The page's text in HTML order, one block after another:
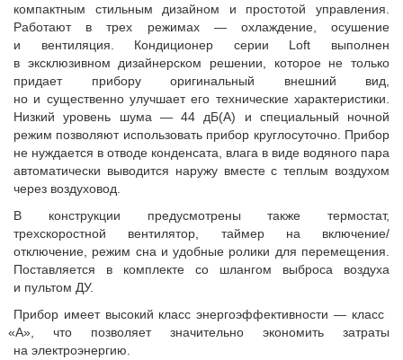
компактным стильным дизайном и простотой управления.
Работают в трех режимах — охлаждение,
осушение
и вентиляция. Кондиционер серии Loft выполнен
в эксклюзивном дизайнерском решении
которое не только
придает прибору оригинальный внешний вид
но и существенно улучшает его технические характеристики.
Низкий уровень шума — 44 дБ(А) и специальный ночной
режим позволяют использовать прибор круглосуточно. Прибор
не нуждается в отводе конденсата
влага в виде водяного пара
автоматически выводится наружу вместе с теплым воздухом
через воздуховод.
В конструкции предусмотрены также термостат,
трехскоростной вентилятор
таймер на включение/
отключение
режим сна и удобные ролики для перемещения.
Поставляется в комплекте со шлангом выброса воздуха
и пультом ДУ.
Прибор имеет высокий класс энергоэффективности — класс
«А», что позволяет значительно экономить затраты
на электроэнергию.